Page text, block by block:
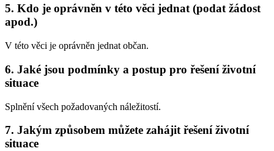
5. Kdo je oprávněn v této věci jednat (podat žádost
apod.)
V této věci je oprávněn jednat občan.
6. Jaké jsou podmínky a postup pro řešení životní
situace
Splnění všech požadovaných náležitostí.
7. Jakým způsobem můžete zahájit řešení životní
situace